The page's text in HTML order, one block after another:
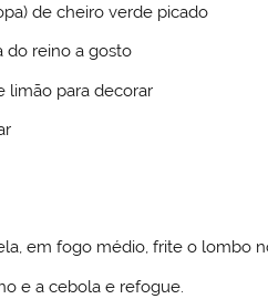
de cheiro verde picado
do reino a gosto
limão para decorar
em fogo médio, frite o lombo
e a cebola e refogue.